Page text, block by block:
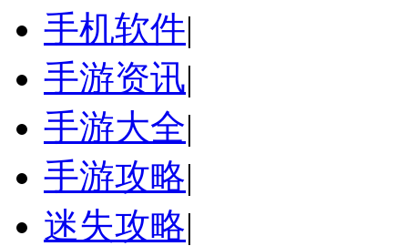
手机软件|
手游资讯|
手游大全|
手游攻略|
迷失攻略|